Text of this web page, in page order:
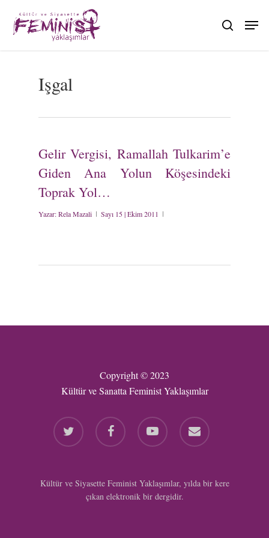
main
search
Işgal
Gelir Vergisi, Ramallah Tulkarim’e
Giden Ana Yolun Köşesindeki
Toprak Yol…
Yazar:Rela Mazali Sayı 15 | Ekim 2011
Copyright © 2023
Kültür ve Sanatta Feminist Yaklaşımlar
twitter facebook youtube email
Kültür ve Siyasette Feminist Yaklaşımlar, yılda bir kere
çıkan elektronik bir dergidir.